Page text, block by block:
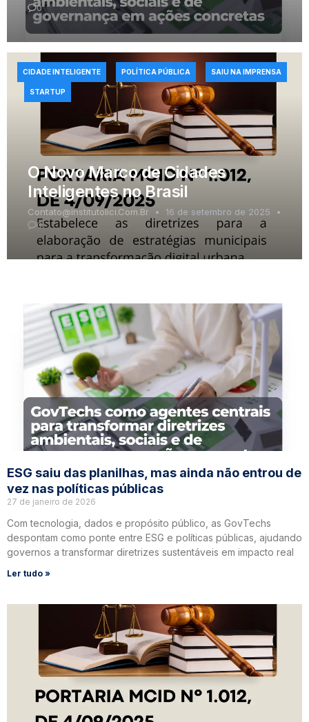
0
O Novo Marco de Cidades
Inteligentes no Brasil
Contato@institutolici.com.br
16 de setembro de 2025
0
CIDADE INTELIGENTE POLÍTICA PÚBLICA SAIU NA IMPRENSA
STARTUP
ESG saiu das planilhas, mas ainda não entrou de
vez nas políticas públicas
27 de janeiro de 2026
Com tecnologia, dados e propósito público, as GovTechs
despontam como ponte entre ESG e políticas públicas, ajudando
governos a transformar diretrizes sustentáveis em impacto real
Ler tudo »